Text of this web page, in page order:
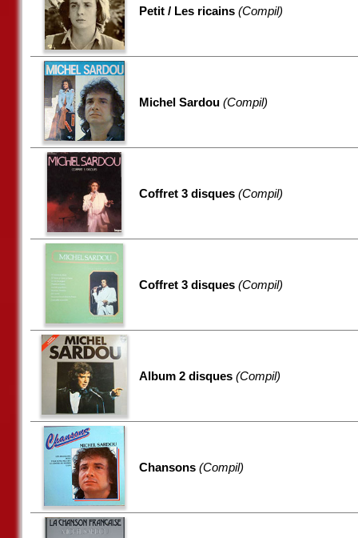
Petit / Les ricains (Compil)
Michel Sardou (Compil)
Coffret 3 disques (Compil)
Coffret 3 disques (Compil)
Album 2 disques (Compil)
Chansons (Compil)